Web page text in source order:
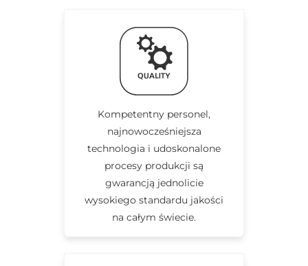
Kompetentny personel,
najnowocześniejsza
technologia i udoskonalone
procesy produkcji są
gwarancją jednolicie
wysokiego standardu jakości
na całym świecie.